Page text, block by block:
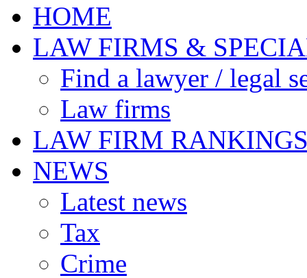
HOME
LAW FIRMS &
Find a lawyer / legal
Law firms
LAW FIRM
NEWS
Latest news
Tax
Crime